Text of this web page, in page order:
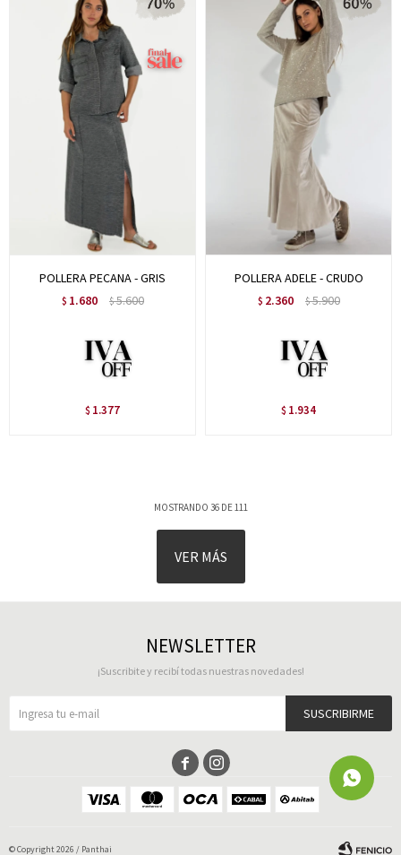
POLLERA PECANA - GRIS
$ 1.680 $5.600
$ 1.377
POLLERA ADELE - CRUDO
$ 2.360 $5.900
$ 1.934
MOSTRANDO 36DE111
VER MÁS
NEWSLETTER
¡Suscribite y recibí todas nuestras novedades!
SUSCRIBIRME
 
© Copyright 2026 / Panthai